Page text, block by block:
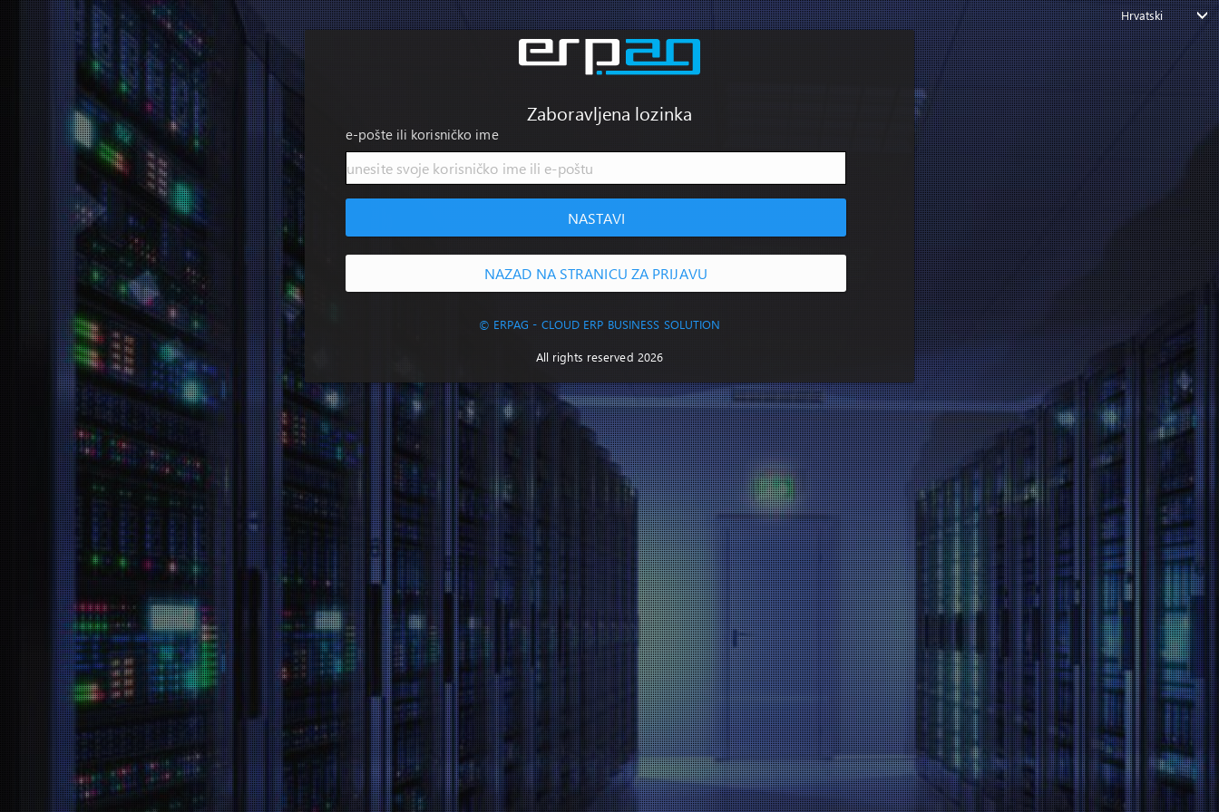
Hrvatski
Zaboravljena lozinka
e-pošte ili korisničko ime
NASTAVI
NAZAD NA STRANICU ZA PRIJAVU
© ERPAG - CLOUD ERP BUSINESS SOLUTION
All rights reserved 2026